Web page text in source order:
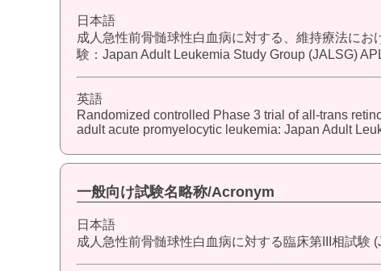
日本語
成人急性前骨髄球性白血病に対する、維持療法に
験：Japan Adult Leukemia Study Group (JALSG)
英語
Randomized controlled Phase 3 trial of all-trans
adult acute promyelocytic leukemia: Japan Adult
一般向け試験名略称/Acronym
日本語
成人急性前骨髄球性白血病に対する臨床第III相試験